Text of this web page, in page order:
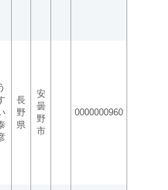
長
野
県
安
曇
野
市
0000000960